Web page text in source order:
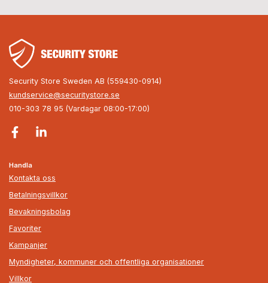
Security Store Sweden AB (559430-0914)
kundservice@securitystore.se
010-303 78 95 (Vardagar 08:00-17:00)
Handla
Kontakta oss
Betalningsvillkor
Bevakningsbolag
Favoriter
Kampanjer
Myndigheter, kommuner och offentliga organisationer
Villkor